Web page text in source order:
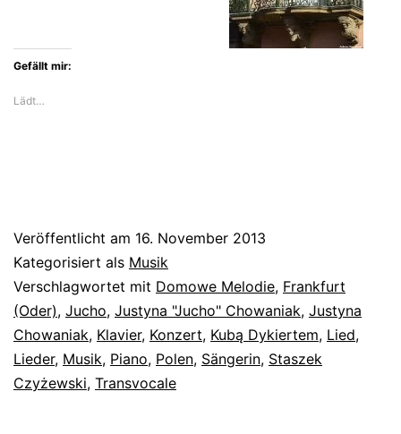
Gefällt mir:
Lädt…
Veröffentlicht am 16. November 2013
Kategorisiert als Musik
Verschlagwortet mit Domowe Melodie, Frankfurt
(Oder), Jucho, Justyna "Jucho" Chowaniak, Justyna
Chowaniak, Klavier, Konzert, Kubą Dykiertem, Lied,
Lieder, Musik, Piano, Polen, Sängerin, Staszek
Czyżewski, Transvocale